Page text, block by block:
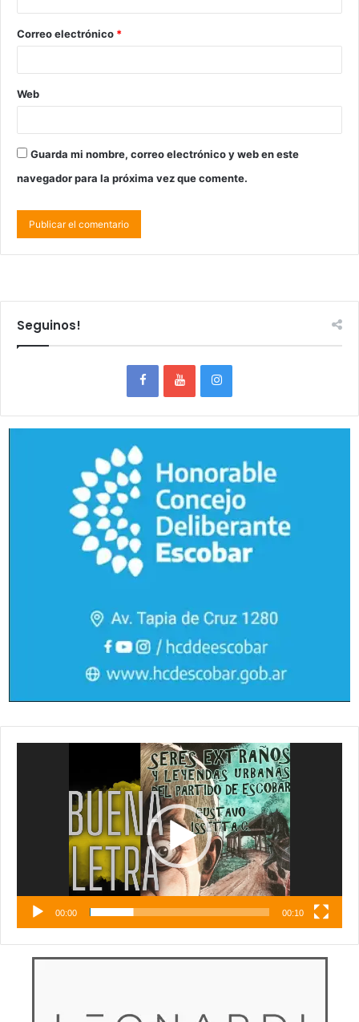
Correo electrónico *
Web
Guarda mi nombre, correo electrónico y web en este
navegador para la próxima vez que comente.
Seguinos!
00:00 00:10